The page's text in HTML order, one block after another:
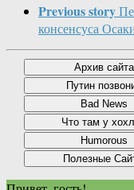
Previous story
консенсуса